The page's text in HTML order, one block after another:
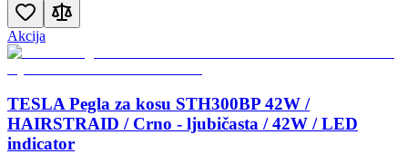
Akcija
TESLA Pegla za kosu STH300BP 42W /
HAIRSTRAID / Crno - ljubičasta / 42W / LED
indicator